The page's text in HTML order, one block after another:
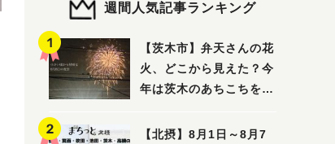
週間人気記事ランキング
【茨木市】弁天さんの花
火、どこから見えた？今
年は茨木のあちこちを巡
【北摂】8月1日～8月7